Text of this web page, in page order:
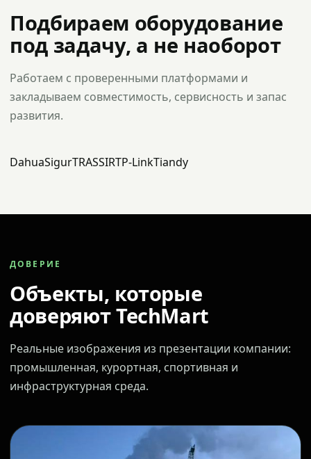
Подбираем оборудование
под задачу, а не наоборот
Работаем с проверенными платформами и
закладываем совместимость, сервисность и запас
развития.
DahuaSigurTRASSIRTP-LinkTiandy
ДОВЕРИЕ
Объекты, которые
доверяют TechMart
Реальные изображения из презентации компании:
промышленная, курортная, спортивная и
инфраструктурная среда.